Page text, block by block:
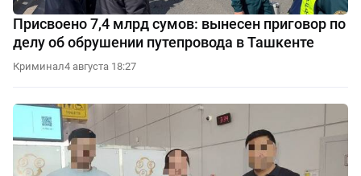
Присвоено 7,4 млрд сумов: вынесен приговор по
делу об обрушении путепровода в Ташкенте
Криминал4 августа 18:27